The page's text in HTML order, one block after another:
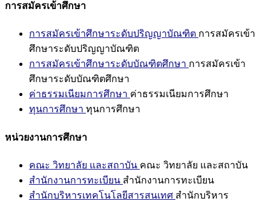
การสมัครเข้าศึกษา
การสมัครเข้าศึกษาระดับปริญญาบัณฑิต การสมัครเข้า
ศึกษาระดับปริญญาบัณฑิต
การสมัครเข้าศึกษาระดับบัณฑิตศึกษา การสมัครเข้า
ศึกษาระดับบัณฑิตศึกษา
ค่าธรรมเนียมการศึกษา ค่าธรรมเนียมการศึกษา
ทุนการศึกษา ทุนการศึกษา
หน่วยงานการศึกษา
คณะ วิทยาลัย และสถาบัน คณะ วิทยาลัย และสถาบัน
สำนักงานการทะเบียน สำนักงานการทะเบียน
สำนักบริหารเทคโนโลยีสารสนเทศ สำนักบริหาร